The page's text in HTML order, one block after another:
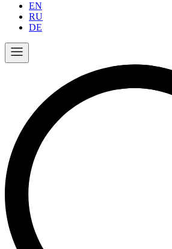
EN
RU
DE